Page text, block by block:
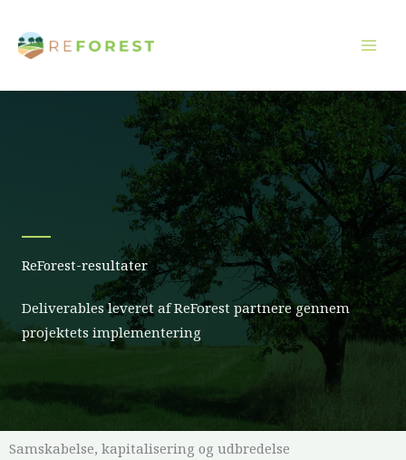
indholdet
ReForest-resultater
Deliverables leveret afReForest partnere gennem
projektets implementering
Samskabelse, kapitalisering og udbredelse